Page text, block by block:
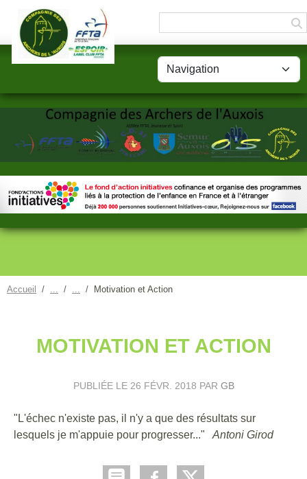
Accueil Motivation et Action
MOTIVATION ET ACTION
PUBLIÉE LE 26 FÉVR. 2018 PAR GB
"L'échec n'existe pas, il n'y a que des résultats sur
lesquels je m'appuie pour progresser..."
Antoni Girod
Panneau de gestion des cookies